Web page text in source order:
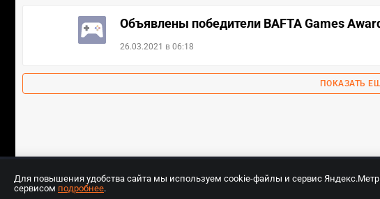
Объявлены победители BAFTA Games
26.03.2021 в 06:18
ПОКАЗАТЬ
Для повышения удобства сайта мы используем cookie-файлы и сервис
сервисом подробнее.